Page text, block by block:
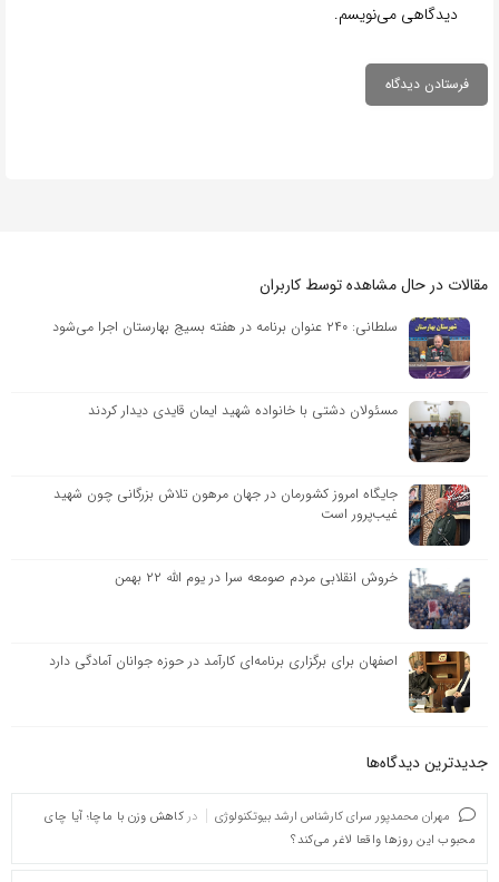
دیدگاهی می‌نویسم.
مقالات در حال مشاهده توسط کاربران
سلطانی: ۲۴۰ عنوان برنامه در هفته بسیج بهارستان اجرا می‌شود
مسئولان دشتی با خانواده شهید ایمان قایدی دیدار کردند
جایگاه امروز کشورمان در جهان مرهون تلاش بزرگانی چون شهید
غیب‌پرور است
خروش انقلابی مردم صومعه سرا در یوم الله ۲۲ بهمن
اصفهان برای برگزاری برنامه‌ای کارآمد در حوزه جوانان آمادگی دارد
جدیدترین دیدگاه‌‌ها
مهران محمدپور سرای کارشناس ارشد بیوتکنولوژی در کاهش وزن با ماچا؛ آیا چای
محبوب این روزها واقعا لاغر می‌کند؟